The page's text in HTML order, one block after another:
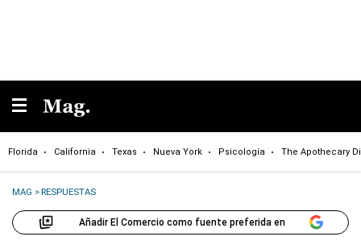
Florida California Texas Nueva York Psicología The Apothecary
MAG >RESPUESTAS
Añadir El Comercio como fuente preferida en